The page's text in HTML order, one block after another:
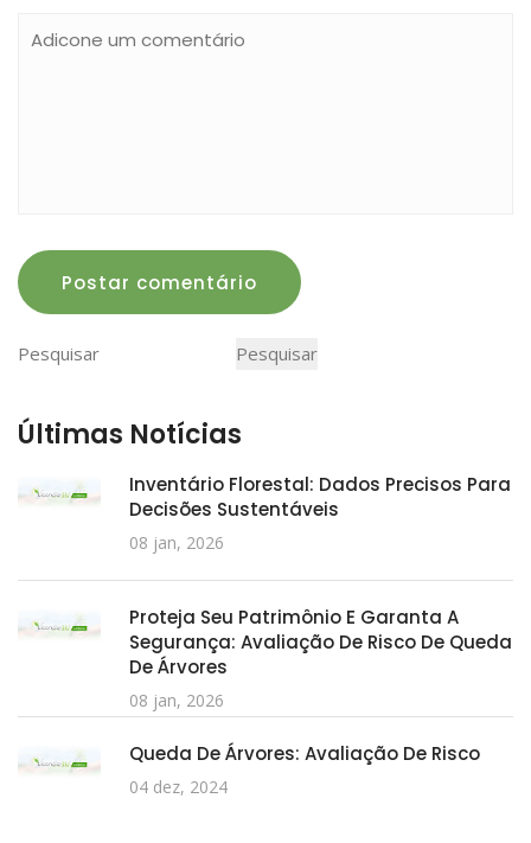
Postar comentário
Pesquisar
Pesquisar
Últimas Notícias
Inventário Florestal: Dados Precisos Para
Decisões Sustentáveis
08 jan, 2026
Proteja Seu Patrimônio E Garanta A
Segurança: Avaliação De Risco De Queda
De Árvores
08 jan, 2026
Queda De Árvores: Avaliação De Risco
04 dez, 2024